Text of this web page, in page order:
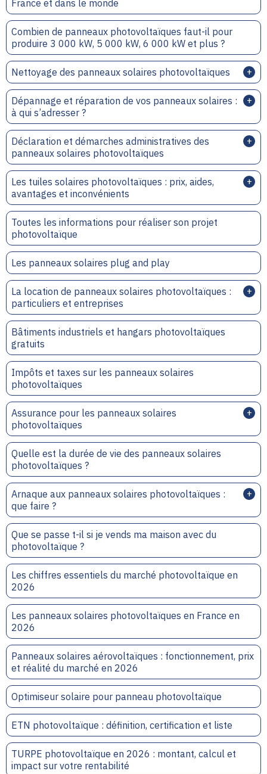
France et dans le monde
Combien de panneaux photovoltaïques faut-il pour
produire 3 000 kW, 5 000 kW, 6 000 kW et plus ?
Nettoyage des panneaux solaires photovoltaïques
Dépannage et réparation de vos panneaux solaires :
à qui s’adresser ?
Déclaration et démarches administratives des
panneaux solaires photovoltaïques
Les tuiles solaires photovoltaïques : prix, aides,
avantages et inconvénients
Toutes les informations pour réaliser son projet
photovoltaïque
Les panneaux solaires plug and play
La location de panneaux solaires photovoltaïques :
particuliers et entreprises
Bâtiments industriels et hangars photovoltaïques
gratuits
Impôts et taxes sur les panneaux solaires
photovoltaïques
Assurance pour les panneaux solaires
photovoltaïques
Quelle est la durée de vie des panneaux solaires
photovoltaïques ?
Arnaque aux panneaux solaires photovoltaïques :
que faire ?
Que se passe t-il si je vends ma maison avec du
photovoltaïque ?
Les chiffres essentiels du marché photovoltaïque en
2026
Les panneaux solaires photovoltaïques en France en
2026
Panneaux solaires aérovoltaïques : fonctionnement, prix
et réalité du marché en 2026
Optimiseur solaire pour panneau photovoltaïque
ETN photovoltaïque : définition, certification et liste
TURPE photovoltaïque en 2026 : montant, calcul et
impact sur votre rentabilité